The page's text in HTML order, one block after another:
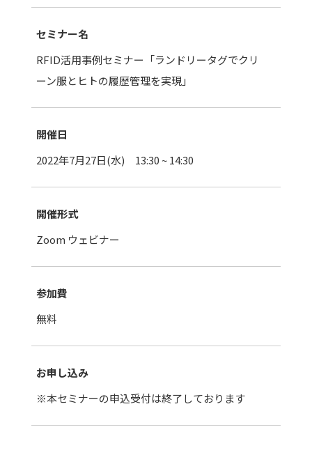
セミナー名
RFID活用事例セミナー「ランドリータグでクリ
ーン服とヒトの履歴管理を実現」
開催日
2022年7月27日(水) 13:30 ~ 14:30
開催形式
Zoom ウェビナー
参加費
無料
お申し込み
※本セミナーの申込受付は終了しております